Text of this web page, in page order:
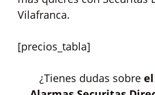
Vilafranca.
[precios_tabla]
¿Tienes dudas sobre